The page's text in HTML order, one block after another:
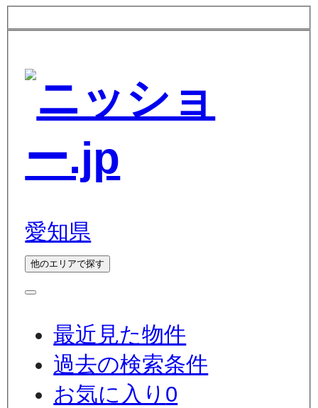
愛知県
他のエリアで探す
最近見た物件
過去の検索条件
お気に入り 0